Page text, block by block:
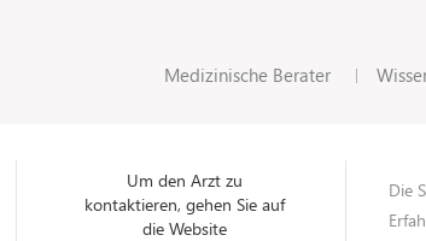
Medizinische Berater
Um den Arzt zu
kontaktieren, gehen Sie auf
die Website
Die